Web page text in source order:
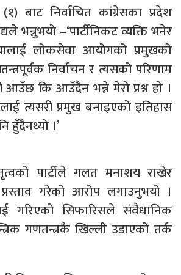
बाट निर्वाचित कांग्रेसका प्रदेश
भन्नुभयो –‘पार्टीनिकट व्यक्ति भनेर
लोकसेवा आयोगको प्रमुखको
निर्वाचन र त्यसको परिणाम
कि आउँदैन भन्ने मेरो प्रश्न हो ।
त्यसरी प्रमुख बनाइएको इतिहास
हुँदैनथ्यो ।’
पार्टीले गलत मनाशय राखेर
गरेको आरोप लगाउनुभयो ।
गरिएको सिफारिसले संवैधानिक
गणतन्त्रकै खिल्ली उडाएको तर्क